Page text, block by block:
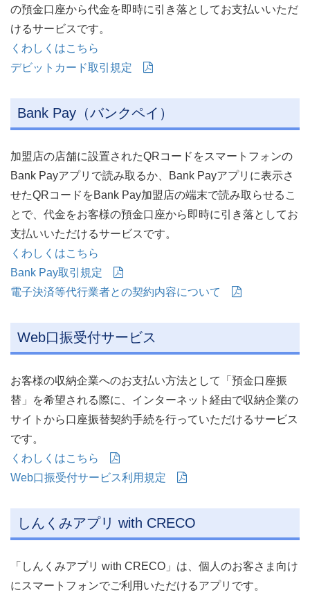
の預金口座から代金を即時に引き落としてお支払いいただ
けるサービスです。
くわしくはこちら
デビットカード取引規定
Bank Pay（バンクペイ）
加盟店の店舗に設置されたQRコードをスマートフォンの
Bank Payアプリで読み取るか、Bank Payアプリに表示さ
せたQRコードをBank Pay加盟店の端末で読み取らせるこ
とで、代金をお客様の預金口座から即時に引き落としてお
支払いいただけるサービスです。
くわしくはこちら
Bank Pay取引規定
電子決済等代行業者との契約内容について
Web口振受付サービス
お客様の収納企業へのお支払い方法として「預金口座振
替」を希望される際に、インターネット経由で収納企業の
サイトから口座振替契約手続を行っていただけるサービス
です。
くわしくはこちら
Web口振受付サービス利用規定
しんくみアプリ with CRECO
「しんくみアプリ with CRECO」は、個人のお客さま向け
にスマートフォンでご利用いただけるアプリです。